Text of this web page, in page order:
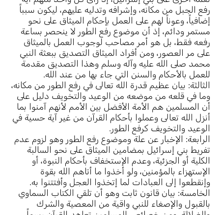
رفع الجبل من مكانه، وإشرافه وتدليه عليهم، ليكون سبباً
إضافياً، وعوناً لهم على العمل بإحكام الميثاق على نحو
مستمر ودائم، إذ أن موضوع رفع الطور لا ينحصر بساعة
رفعه فقط، بل هو أمر مصاحب لوجوب العمل بالميثاق
على مر العصور، ومن أفراد الميثاق التصديق ببعثة النبي
محمد صلى الله عليه وآله وسلم وهذا التصديق مقدمة
للعمل بالأحكام والسنن التي جاء بها من عند الله.
الثالثة: بيان عظيم قدرة الله تعالى في رفع الطور من مكانه،
وما في قلعه من موضعه من الوعيد والتخويف دليل على
أن المسلمين هم الأمة الأفضل بين الأمم لأنهم آمنوا بما
أنزل الله تعالى وعملوا بأحكام القرآن من غير آية حسية في
الوعيد والتخويف كرفع الطور.
الرابعة: الإخبار عن علة وموضوع رفع الطور وهو لزوم عدم
تفريط بني إسرائيل بمضامين الميثاق على نحو السالبة
الكلية أو الجزئية، وعدم الإستخفاف بأحكام النبوة، أو
الإستهزاء بالمؤمنين، ولو أخذوا ما أتاهم الله بقوة
وإنقطعوا إلى العبادات لما إتخذوا العجل وأفتتنوا به.
الخامسة: بيان قانون ثابت وهو أن تلقي الكتاب السماوي
بالقبول والإصغاء للنبي واقية من المعصية والشرك